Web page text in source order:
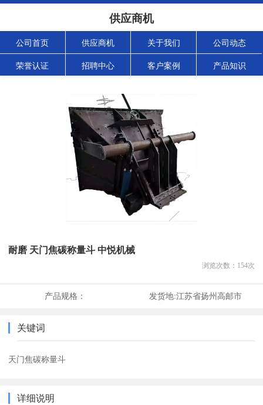
供应商机
公司首页 供应商机 关于我们 公司动态
荣誉认证 招聘中心 客户案例 产品知识
耐磨 天门焦碳称量斗 中悦机械
浏览次数： 154次
产品规格： 发货地:江苏省扬州高邮市
关键词
天门焦碳称量斗
详细说明